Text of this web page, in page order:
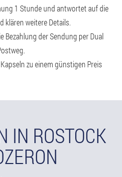
1 Stunde und antwortet auf die
klären weitere Details.
Bezahlung der Sendung per Dual
zu einem günstigen Preis
IN ROSTOCK